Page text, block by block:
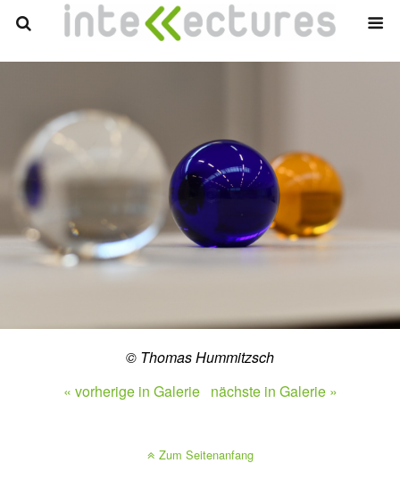
© Thomas Hummitzsch
« vorherige in Galerie nächste in Galerie »
Zum Seitenanfang